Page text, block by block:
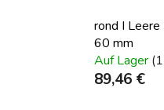
rond I
60 mm
Auf Lager
89,46 €